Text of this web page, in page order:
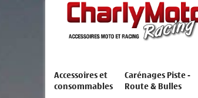
Accessoires et
consommables
Carénages Piste -
Route & Bulles